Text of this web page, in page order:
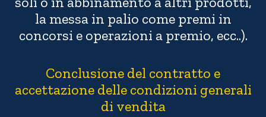
la messa in palio come premi in
concorsi e operazioni a premio, ecc..).
Conclusione del contratto e
accettazione delle condizioni generali
di vendita